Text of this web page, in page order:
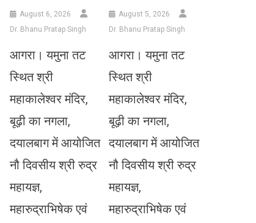
August 6, 2026
Dr. Bhanu Pratap Singh
आगरा। यमुना तट
स्थित श्री
महाकालेश्वर मंदिर,
बूढ़ी का नगला,
दयालबाग में आयोजित
नौ दिवसीय श्री रुद्र
महायज्ञ,
महारुद्राभिषेक एवं
August 5, 2026
Dr. Bhanu Pratap Singh
आगरा। यमुना तट
स्थित श्री
महाकालेश्वर मंदिर,
बूढ़ी का नगला,
दयालबाग में आयोजित
नौ दिवसीय श्री रुद्र
महायज्ञ,
महारुद्राभिषेक एवं